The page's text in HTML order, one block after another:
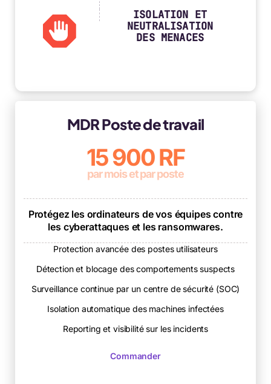
ISOLATION ET
NEUTRALISATION
DES MENACES
MDR Poste de travail
15 900 RF
par mois et par poste
Protégez les ordinateurs de vos équipes contre
les cyberattaques et les ransomwares.
Protection avancée des postes utilisateurs
Détection et blocage des comportements suspects
Surveillance continue par un centre de sécurité (SOC)
Isolation automatique des machines infectées
Reporting et visibilité sur les incidents
Commander